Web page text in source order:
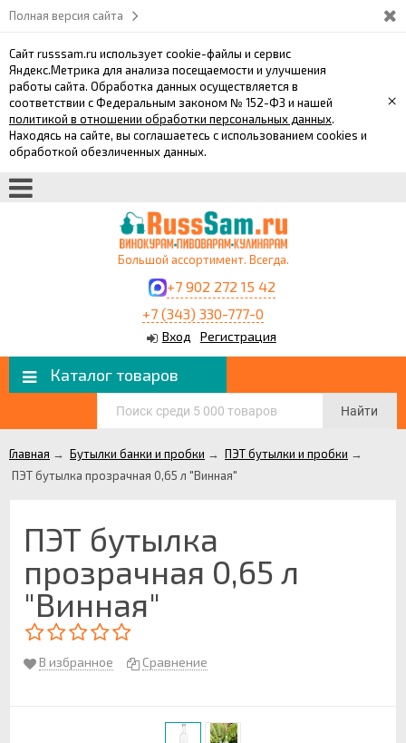
Полная версия сайта
Сайт russsam.ru использует cookie-файлы и сервис
Яндекс.Метрика для анализа посещаемости и улучшения
работы сайта. Обработка данных осуществляется в
соответствии с Федеральным законом № 152-ФЗ и нашей
политикой в отношении обработки персональных данных.
Находясь на сайте, вы соглашаетесь с использованием cookies и
обработкой обезличенных данных.
×
Большой ассортимент. Всегда.
+7 902 272 15 42
+7 (343) 330-777-0
Вход Регистрация
Каталог товаров
Найти
Главная → Бутылки банки и пробки → ПЭТ бутылки и пробки →
ПЭТ бутылка прозрачная 0,65 л "Винная"
ПЭТ бутылка
прозрачная 0,65 л
"Винная"
В избранное Сравнение